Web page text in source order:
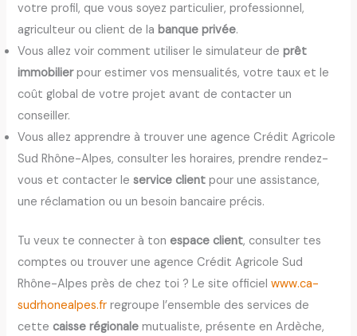
votre profil, que vous soyez particulier, professionnel,
agriculteur ou client de labanque privée.
Vous allez voir comment utiliser le simulateur deprêt
immobilierpour estimer vos mensualités, votre taux et le
coût global de votre projet avant de contacter un
conseiller.
Vous allez apprendre à trouver une agence Crédit Agricole
Sud Rhône-Alpes, consulter les horaires, prendre rendez-
vous et contacter leservice client pour une assistance,
une réclamation ou un besoin bancaire précis.
Tu veux te connecter à tonespace client, consulter tes
comptes ou trouver une agence Crédit Agricole Sud
Rhône-Alpes près de chez toi ? Le site officielwww.ca-
sudrhonealpes.fr regroupe l’ensemble des services de
cettecaisse régionale mutualiste, présente en Ardèche,